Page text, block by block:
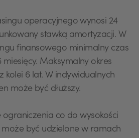
operacyjnego wynosi 24
stawką amortyzacji. W
finansowego minimalny czas
Maksymalny okres
kolei 6 lat. W indywidualnych
może być dłuższy.
ograniczenia co do wysokości
być udzielone w ramach